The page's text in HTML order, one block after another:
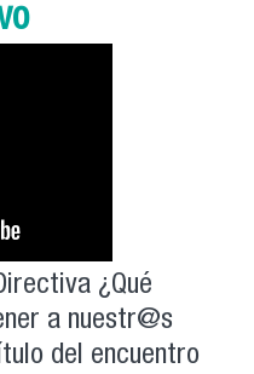
¿Qué
a nuestr@s
del encuentro